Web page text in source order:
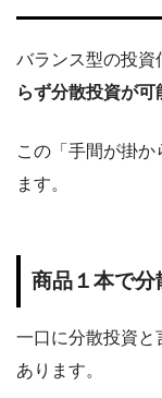
バランス型の投資
らず分散投資が可
この「手間が掛
ます。
商品１本で
一口に分散投資と
あります。